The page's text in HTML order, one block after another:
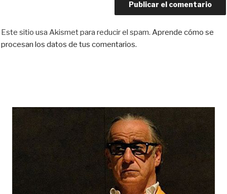
Este sitio usa Akismet para reducir el spam. Aprende cómo se
procesan los datos de tus comentarios.